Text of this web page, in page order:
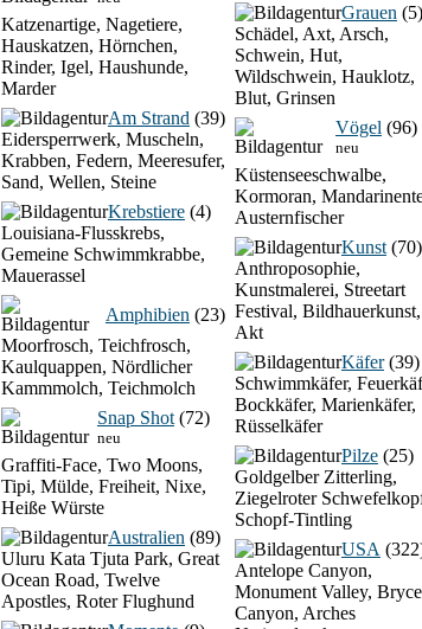
Katzenartige, Nagetiere,
Hauskatzen, Hörnchen,
Rinder, Igel, Haushunde,
Marder
Am Strand (39)
Eidersperrwerk, Muscheln,
Krabben, Federn, Meeresufer,
Sand, Wellen, Steine
Krebstiere (4)
Louisiana-Flusskrebs,
Gemeine Schwimmkrabbe,
Mauerassel
Amphibien (23)
Moorfrosch, Teichfrosch,
Kaulquappen, Nördlicher
Kammmolch, Teichmolch
Snap Shot (72)
neu
Graffiti-Face, Two Moons,
Tipi, Mülde, Freiheit, Nixe,
Heiße Würste
Australien (89)
Uluru Kata Tjuta Park, Great
Ocean Road, Twelve
Apostles, Roter Flughund
Grauen (5)
Schädel, Axt, Arsch,
Schwein, Hut,
Wildschwein, Hauklotz,
Blut, Grinsen
Vögel (96)
neu
Küstenseeschwalbe,
Kormoran,
Austernfischer
Kunst (70)
Anthroposophie,
Kunstmalerei, Streetart
Festival, Bildhauerkunst,
Akt
Käfer(39)
Schwimmkäfer,
Bockkäfer, Marienkäfer,
Rüsselkäfer
Pilze (25)
Goldgelber Zitterling,
Ziegelroter
Schopf-Tintling
USA
Antelope Canyon,
Monument Valley, Bryce
Canyon, Arches